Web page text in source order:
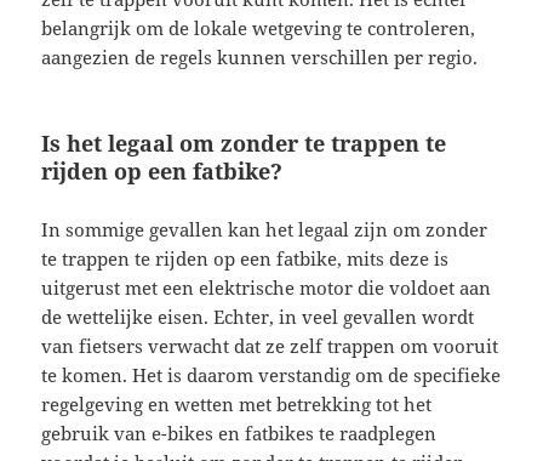
belangrijk om de lokale wetgeving te controleren,
aangezien de regels kunnen verschillen per regio.
Is het legaal om zonder te trappen te
rijden op een fatbike?
In sommige gevallen kan het legaal zijn om zonder
te trappen te rijden op een fatbike, mits deze is
uitgerust met een elektrische motor die voldoet aan
de wettelijke eisen. Echter, in veel gevallen wordt
van fietsers verwacht dat ze zelf trappen om vooruit
te komen. Het is daarom verstandig om de specifieke
regelgeving en wetten met betrekking tot het
gebruik van e-bikes en fatbikes te raadplegen